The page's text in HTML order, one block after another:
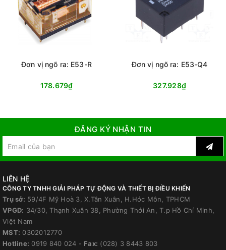
Đơn vị ngõ ra: E53-R
178.679₫
Đơn vị ngõ ra: E53-Q4
327.928₫
ĐĂNG KÝ NHẬN TIN
LIÊN HỆ
CÔNG TY TNHH GIẢI PHÁP TỰ ĐỘNG VÀ THIẾT BỊ ĐIỀU KHIỂN
Trụ sở: 59/4F Mỹ Hoà 3, X.Tân Xuân, H.Hóc Môn, TPHCM
VPGD: 34/30, Thạnh Xuân 38, Phường Thới An, T.p Hồ Chí Minh,
Việt Nam
MST: 0302012770
Hotline: 0919 840 024 - Fax: (028) 3 8443 803